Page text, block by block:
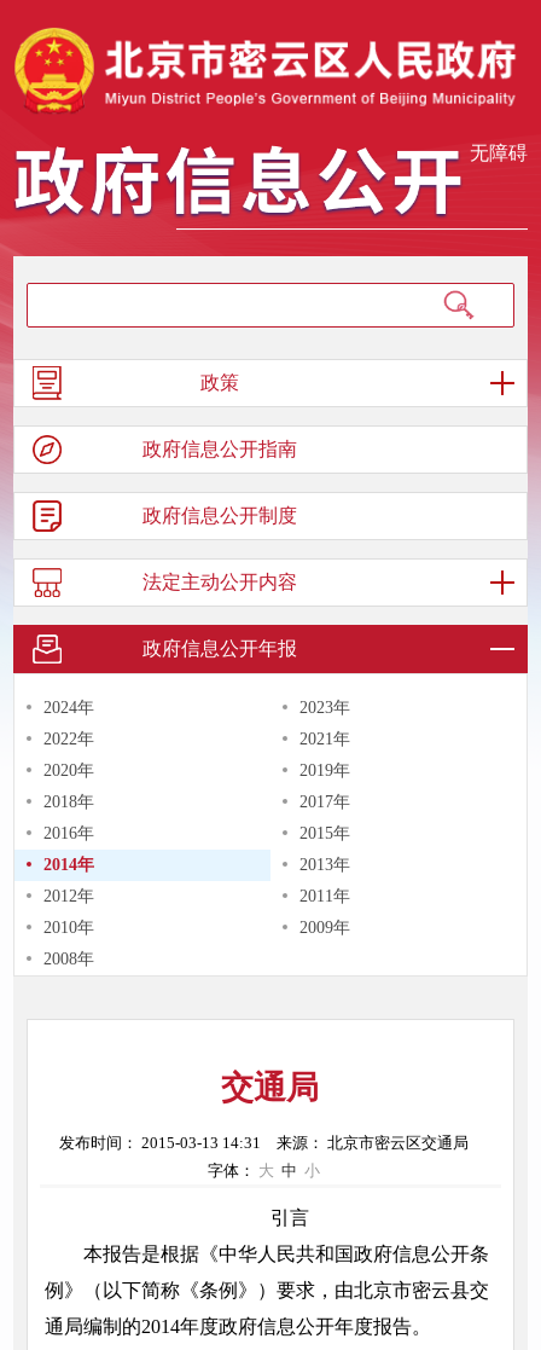
无障碍
政策
政府信息公开指南
政府信息公开制度
法定主动公开内容
政府信息公开年报
2024年
2023年
2022年
2021年
2020年
2019年
2018年
2017年
2016年
2015年
2014年
2013年
2012年
2011年
2010年
2009年
2008年
交通局
发布时间： 2015-03-13 14:31
来源： 北京市密云区交通局
字体： 大 中 小
引言
本报告是根据《中华人民共和国政府信息公开条
例》（以下简称《条例》）要求，由北京市密云县交
通局编制的2014年度政府信息公开年度报告。